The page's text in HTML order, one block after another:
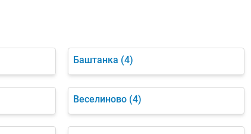
Баштанка (4)
Веселиново (4)